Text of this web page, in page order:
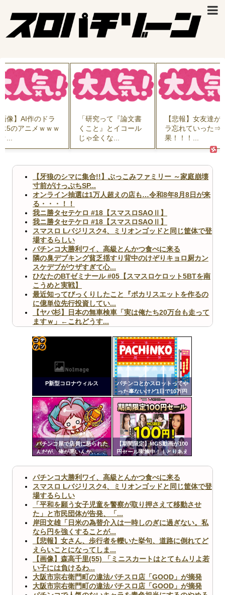
「研究って『論文書
くこと』とイコール
【悲報】女友達がブ
ラ忘れていった⇒結
果！！！...
資産7億円投
さん「バカな
てないで...
【牙狼のシマに集合!!】ぶっこみファミリー ～家庭崩壊
寸前がけっぷちSP...
オンライン抽選は1万人超えの店も…令和8年8月8日が来
る・・・！！
我ニ勝タセテケロ #18【スマスロSAOⅡ】
我ニ勝タセテケロ #18【スマスロSAOⅡ】
スマスロ Lバジリスク4、ミリオンゴッドと同じ筐体で登
場するらしい
パチンコ大勝利ワイ、高級とんかつ食べに来る
隣の臭デブキング貧乏揺すり背中のけぞりキョロ厨カン
スケデブがウザすぎて心...
ひなたのBTゼミナール #05【スマスロケロット5BTを南
こうめと実戦】
最近知ってびっくりしたこと『ポカリスエットを作るの
に億単位先行投資してい...
【ヤバ杉】日本の無車検車「実は俺たち20万台も走って
ますｗ」←これどうす...
【画像】ペプシコーラ社、「こういうのでいいんだよ」
な新商品を発売
Powered by livedoor 相互RSS
P新型コロナウィルス
パチンコとかスロットってや
った事ないけど1日で10万円
以上儲けたりした時ってどん
な気持ちなの？
パチンコ屋で店員に怒られた
んだが、俺が悪いんか、、、
【期間限定】MGS動画が100
円セール実施中！！とりあえ
定リ
ンク
自動
更新
ツー
パチンコ大勝利ワイ、高級とんかつ食べに来る
スマスロ Lバジリスク4、ミリオンゴッドと同じ筐体で登
場するらしい
「平和を願う女子児童を警察が取り押さえて移動させ
た」と市民団体が告発、「...
岸田文雄「日米の為替介入は一時しのぎに過ぎない。私
なら円を強くすることが...
【悲報】女さん、歩行者を轢いた挙句、道路に倒れてど
えらいことになってしま...
【画像】森高千里(55) 「ミニスカートはとてもムリよ若
い子には負けるわ...
大阪市宗右衛門町の違法パチスロ店「GOOD」が摘発
大阪市宗右衛門町の違法パチスロ店「GOOD」が摘発